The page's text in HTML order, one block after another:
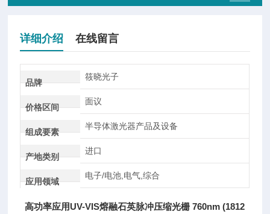
详细介绍 在线留言
品牌
筱晓光子
价格区间
面议
组成要素
半导体激光器产品及设备
产地类别
进口
应用领域
电子/电池,电气,综合
高功率应用UV-VIS熔融石英脉冲压缩光栅 760nm (1812